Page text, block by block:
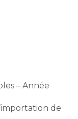
– Année
de